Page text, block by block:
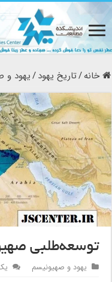
خانه/تاریخ یهود/یهود و
توسعه‌طلبی
یهود و صهیونیسم